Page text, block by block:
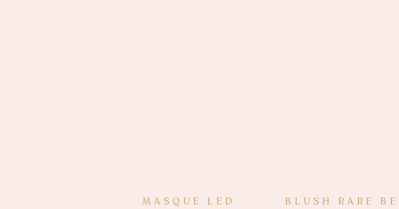
MASQUE LED BLUSH RARE